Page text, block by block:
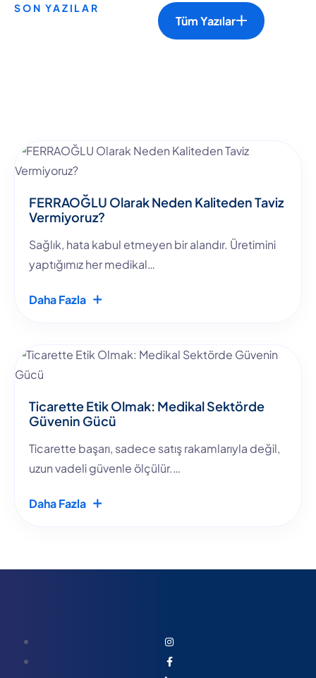
SON YAZILAR
Tüm Yazılar
FERRAOĞLU Olarak Neden Kaliteden Taviz
Vermiyoruz?
Sağlık, hata kabul etmeyen bir alandır. Üretimini
yaptığımız her medikal…
Daha Fazla
Ticarette Etik Olmak: Medikal Sektörde
Güvenin Gücü
Ticarette başarı, sadece satış rakamlarıyla değil,
uzun vadeli güvenle ölçülür.…
Daha Fazla